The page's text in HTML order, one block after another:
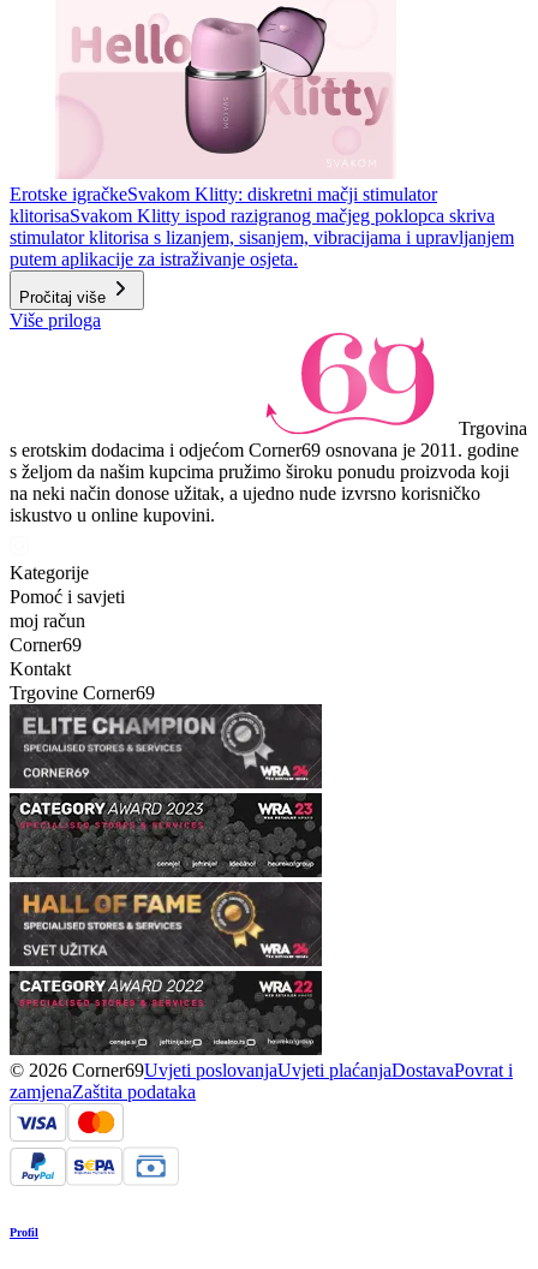
Erotske igračkeSvakom Klitty: diskretni mačji stimulator
klitorisaSvakom Klitty ispod razigranog mačjeg poklopca skriva
stimulator klitorisa s lizanjem, sisanjem, vibracijama i upravljanjem
putem aplikacije za istraživanje osjeta.
Pročitaj više
Više priloga
Trgovina
s erotskim dodacima i odjećom Corner69 osnovana je 2011. godine
s željom da našim kupcima pružimo široku ponudu proizvoda koji
na neki način donose užitak, a ujedno nude izvrsno korisničko
iskustvo u online kupovini.
Kategorije
Pomoć i savjeti
moj račun
Corner69
Kontakt
Trgovine Corner69
© 2026 Corner69Uvjeti poslovanjaUvjeti plaćanjaDostavaPovrat i
zamjenaZaštita podataka
Profil